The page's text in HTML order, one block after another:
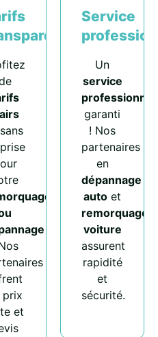
prix
et
Service
Un
service
professionnel
garanti
! Nos
partenaires
en
dépannage
auto et
remorquage
voiture
assurent
rapidité
et
sécurité.